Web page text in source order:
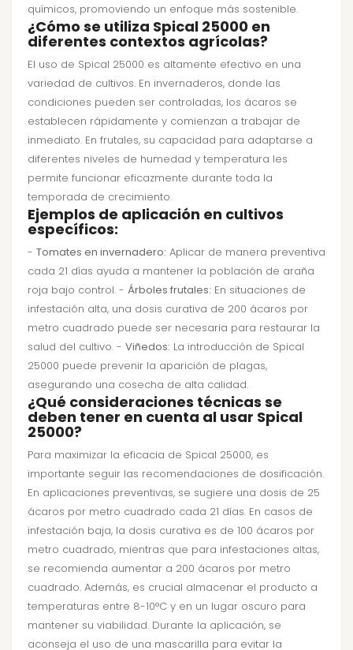
químicos, promoviendo un enfoque más sostenible.
¿Cómo se utiliza Spical 25000 en
diferentes contextos agrícolas?
El uso de Spical 25000 es altamente efectivo en una
variedad de cultivos. En invernaderos, donde las
condiciones pueden ser controladas, los ácaros se
establecen rápidamente y comienzan a trabajar de
inmediato. En frutales, su capacidad para adaptarse a
diferentes niveles de humedad y temperatura les
permite funcionar eficazmente durante toda la
temporada de crecimiento.
Ejemplos de aplicación en cultivos
específicos:
- Tomates en invernadero: Aplicar de manera preventiva
cada 21 días ayuda a mantener la población de araña
roja bajo control. - Árboles frutales: En situaciones de
infestación alta, una dosis curativa de 200 ácaros por
metro cuadrado puede ser necesaria para restaurar la
salud del cultivo. - Viñedos: La introducción de Spical
25000 puede prevenir la aparición de plagas,
asegurando una cosecha de alta calidad.
¿Qué consideraciones técnicas se
deben tener en cuenta al usar Spical
25000?
Para maximizar la eficacia de Spical 25000, es
importante seguir las recomendaciones de dosificación.
En aplicaciones preventivas, se sugiere una dosis de 25
ácaros por metro cuadrado cada 21 días. En casos de
infestación baja, la dosis curativa es de 100 ácaros por
metro cuadrado, mientras que para infestaciones altas,
se recomienda aumentar a 200 ácaros por metro
cuadrado. Además, es crucial almacenar el producto a
temperaturas entre 8-10°C y en un lugar oscuro para
mantener su viabilidad. Durante la aplicación, se
aconseja el uso de una mascarilla para evitar la